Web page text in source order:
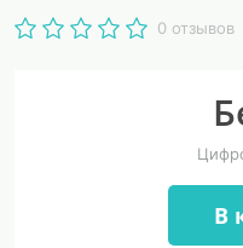
0 отзывов
В